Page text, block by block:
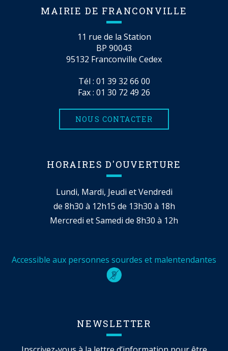
MAIRIE DE FRANCONVILLE
11 rue de la Station
BP 90043
95132 Franconville Cedex
Tél : 01 39 32 66 00
Fax : 01 30 72 49 26
NOUS CONTACTER
HORAIRES D'OUVERTURE
Lundi, Mardi, Jeudi et Vendredi
de 8h30 à 12h15 de 13h30 à 18h
Mercredi et Samedi de 8h30 à 12h
Accessible aux personnes sourdes et malentendantes
NEWSLETTER